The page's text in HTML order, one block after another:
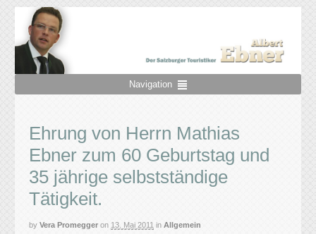
Navigation
Ehrung von Herrn Mathias
Ebner zum 60 Geburtstag und
35 jährige selbstständige
Tätigkeit.
by Vera Promegger on 13. Mai 2011 in Allgemein